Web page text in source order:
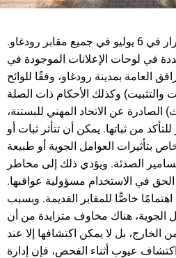
ستُجرى اختبارات الاستقرار في 6 يوليو في جميع مقابر رودغاو.
في لوحات الإعلانات الموجودة في
العامة بمدينة رودغاو، وفقًا للوائح
35: الأساسات والتثبيت) وكذلك الأحكام ذات الصلة
الصادرة عن الاتحاد المهني للبستنة،
من ثباتها. يمكن أن تتأثر ثبات أو
بتأثيرات العوامل الجوية أو طبيعة
الصدئة. ويؤدي ذلك إلى مخاطر
في الاستخدام مسؤولية عواقبها.
خاصًّا للمقابر القديمة. وبسبب
الجوية، هناك مخاوف متزايدة من أن
بل لا يمكن اكتشافها إلا عند
عيوب أثناء الفحص، فإن إدارة